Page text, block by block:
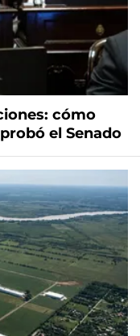
cómo
el Senado